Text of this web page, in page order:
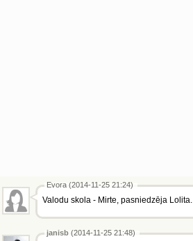
Evora (2014-11-25 21:24)
Valodu skola - Mirte, pasniedzēja Lolita.
janisb (2014-11-25 21:48)